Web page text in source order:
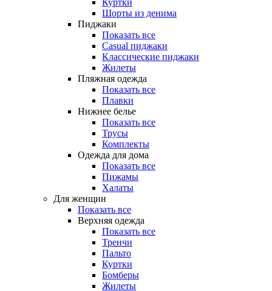
Куртки
Шорты из денима
Пиджаки
Показать все
Casual пиджаки
Классические пиджаки
Жилеты
Пляжная одежда
Показать все
Плавки
Нижнее белье
Показать все
Трусы
Комплекты
Одежда для дома
Показать все
Пижамы
Халаты
Для женщин
Показать все
Верхняя одежда
Показать все
Тренчи
Пальто
Куртки
Бомберы
Жилеты